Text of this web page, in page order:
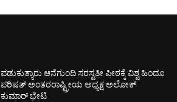
ಪಡುಕುತ್ಯಾರು ಆನೆಗುಂದಿ ಸರಸ್ವತೀ ಪೀಠಕ್ಕೆ ವಿಶ್ವ ಹಿಂದೂ
ಪರಿಷತ್ ಅಂತರರಾಷ್ಟ್ರೀಯ ಅಧ್ಯಕ್ಷ ಅಲೋಕ್
ಕುಮಾರ್ ಭೇಟಿ